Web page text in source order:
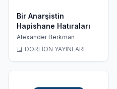
Bir Anarşistin
Hapishane Hatıraları
Alexander Berkman
DORLİON YAYINLARI